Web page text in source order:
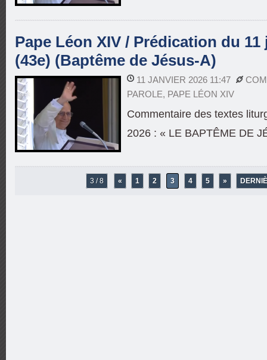
Pape Léon XIV / Prédication du 11
(43e) (Baptême de Jésus-A)
11 JANVIER 2026 11:47
PAROLE, PAPE LÉON XIV
Commentaire des textes
2026 : « LE BAPTÊME DE
3 / 8 « 1 2 3 4 5 »